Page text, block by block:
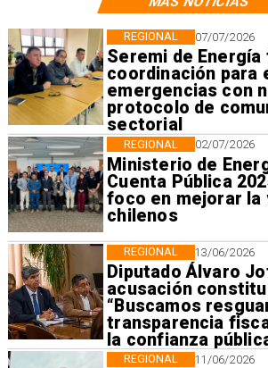
07/07/2026
Seremi de
coordinación para
emergencias con
protocolo de
sectorial
REGIONAL
02/07/2026
Ministerio de
Cuenta Pública
foco en mejorar la
chilenos
REGIONAL
13/06/2026
Diputado Álvaro
acusación
“Buscamos
transparencia
la confianza
REGIONAL
11/06/2026
REGIONAL